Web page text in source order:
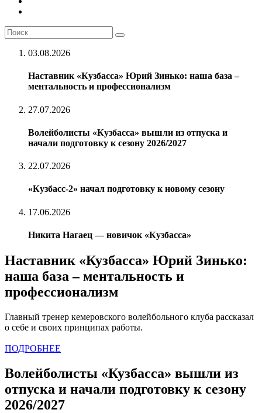
03.08.2026
Наставник «Кузбасса» Юрий Зинько: наша база –
ментальность и профессионализм
27.07.2026
Волейболисты «Кузбасса» вышли из отпуска и
начали подготовку к сезону 2026/2027
22.07.2026
«Кузбасс-2» начал подготовку к новому сезону
17.06.2026
Никита Нагаец — новичок «Кузбасса»
Наставник «Кузбасса» Юрий Зинько:
наша база – ментальность и
профессионализм
Главный тренер кемеровского волейбольного клуба рассказал
о себе и своих принципах работы.
ПОДРОБНЕЕ
Волейболисты «Кузбасса» вышли из
отпуска и начали подготовку к сезону
2026/2027